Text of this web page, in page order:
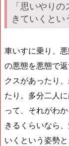
「思いやり
きていくとい
車いすに乗り、
の悪態を悪態で
クスがあったり
たり。多分二人
って、それがわ
きるくらいなら
いくという姿勢